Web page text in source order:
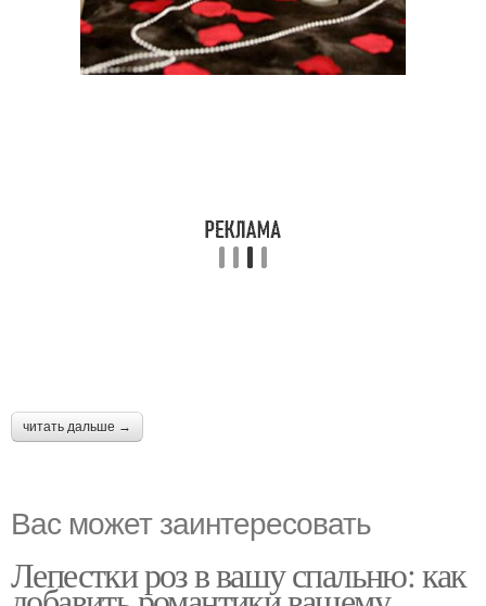
читать дальше →
Вас может заинтересовать
Лепестки роз в вашу спальню: как